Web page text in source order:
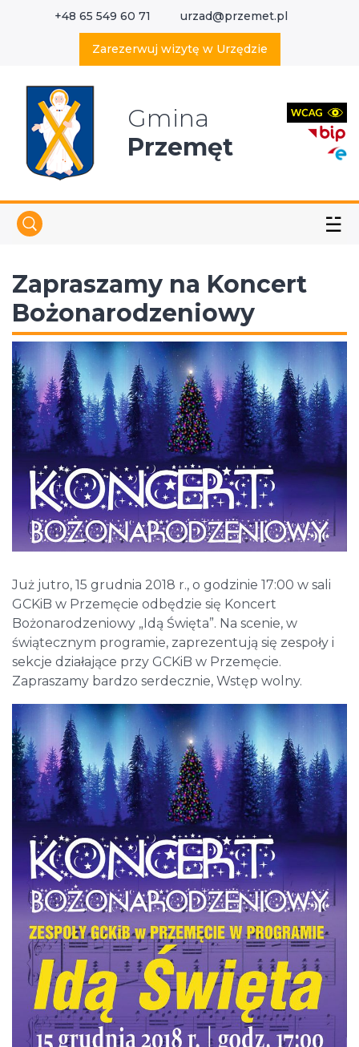
+48 65 549 60 71 urzad@przemet.pl
Zarezerwuj wizytę w Urzędzie
Gmina
Przemęt
☱
Zapraszamy na Koncert
Bożonarodzeniowy
Już jutro, 15 grudnia 2018 r., o godzinie 17:00 w sali
GCKiB w Przemęcie odbędzie się Koncert
Bożonarodzeniowy „Idą Święta”. Na scenie, w
świątecznym programie, zaprezentują się zespoły i
sekcje działające przy GCKiB w Przemęcie.
Zapraszamy bardzo serdecznie, Wstęp wolny.
Wyszukaj w serwisie